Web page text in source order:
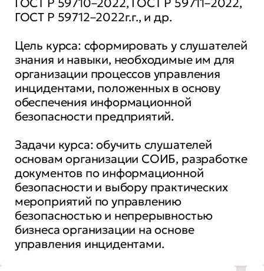
ГОСТ Р 59710–2022, ГОСТ Р 59711–2022,
ГОСТ Р 59712–2022г.г., и др.
Цель курса: сформировать у слушателей
знания и навыки, необходимые им для
организации процессов управления
инцидентами, положенных в основу
обеспечения информационной
безопасности предприятий.
Задачи курса: обучить слушателей
основам организации СОИБ, разработке
документов по информационной
безопасности и выбору практических
мероприятий по управлению
безопасностью и непрерывностью
бизнеса организации на основе
управления инцидентами.